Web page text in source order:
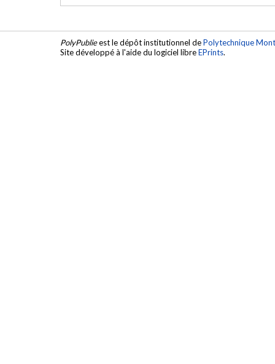
PolyPublieest le dépôt institutionnel dePolytechnique
Site développé à l'aide du logiciel libreEPrints.